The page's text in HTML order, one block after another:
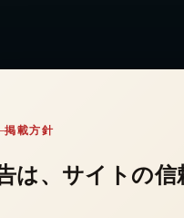
掲載方針
は、サイトの信